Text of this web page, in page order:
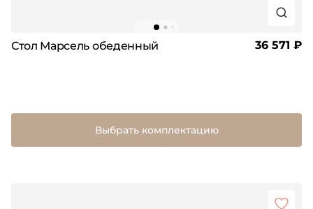
Стол Марсель обеденный 36 571 ₽
Выбрать комплектацию